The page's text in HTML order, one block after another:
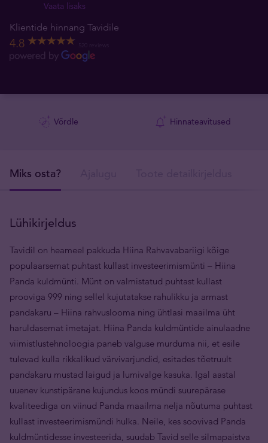
Vaata lisaks
Klientide hinnang Tavidile
4.8
Võrdle Hinnateavitused
Miks osta?
Lühikirjeldus
Tavidil on heameel pakkuda Hiina Rahvavabariigi kõige
populaarsemat puhtast kullast investeerimismünti – Hiina
Panda kuldmünti. Münt on valmistatud puhtast kullast
prooviga 999 ning sellel kujutatakse rahulikku ja armast
pandakaru – Hiina rahvuslooma ning ühtlasi maailma üht
haruldasemat imetajat. Hiina Panda kuldmüntide ainulaadne
viimistlustehnoloogia paneb valguse murduma nii, et esile
tulevad kulla rikkalikud värvivarjundid, esitades tõetruult
pandakaru mustad laigud ja lumivalge kasuka. Igal aastal
uuenev kunstipärane kujundus koos mündi suurepärase
kvaliteediga on viinud Panda maailma nelja nõutuma puhtast
kullast investeerimismündi hulka. Neile, kes soovivad Panda
kuldmüntidesse investeerida, suudab Tavid selle silmapaistva